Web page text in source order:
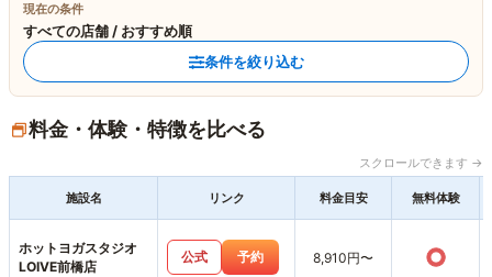
現在の条件
すべての店舗 / おすすめ順
条件を絞り込む
料金・体験・特徴を比べる
スクロールできます →
施設名 リンク 料金目安 無料体験
ホットヨガスタジオ
LOIVE前橋店
公式 予約 8,910円〜 ○